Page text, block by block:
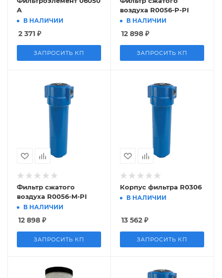
A
В НАЛИЧИИ
2 371 ₽
ЗАПРОСИТЬ КП
воздуха R0056-P-PI
В НАЛИЧИИ
12 898 ₽
ЗАПРОСИТЬ КП
Фильтр сжатого
воздуха R0056-M-PI
В НАЛИЧИИ
12 898 ₽
ЗАПРОСИТЬ КП
Корпус фильтра R0306
В НАЛИЧИИ
13 562 ₽
ЗАПРОСИТЬ КП